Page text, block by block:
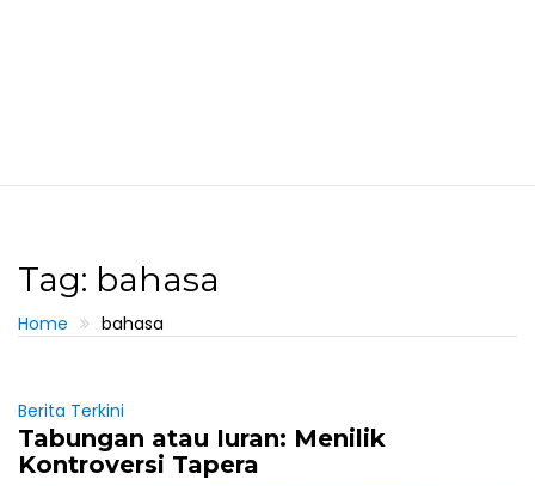
Tag: bahasa
Home bahasa
Berita Terkini
Tabungan atau Iuran: Menilik
Kontroversi Tapera